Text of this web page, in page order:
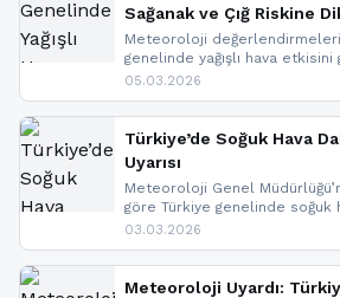
Sağanak ve Çığ Riskine
Meteoroloji
genelinde yağışlı hava
bölgelerinde kar yağışı
ise çığ tehlikesi bulunuyor.
nedeniyle görüş mesafesinde
yaşanabileceği belirtiliyor.
05.03.2026
Türkiye’de Soğuk Hava
Uyarısı
Meteoroloji Genel
göre Türkiye genelinde soğuk
oluyor. Birçok il için kar yağışı
03.03.2026
Meteoroloji Uyardı: